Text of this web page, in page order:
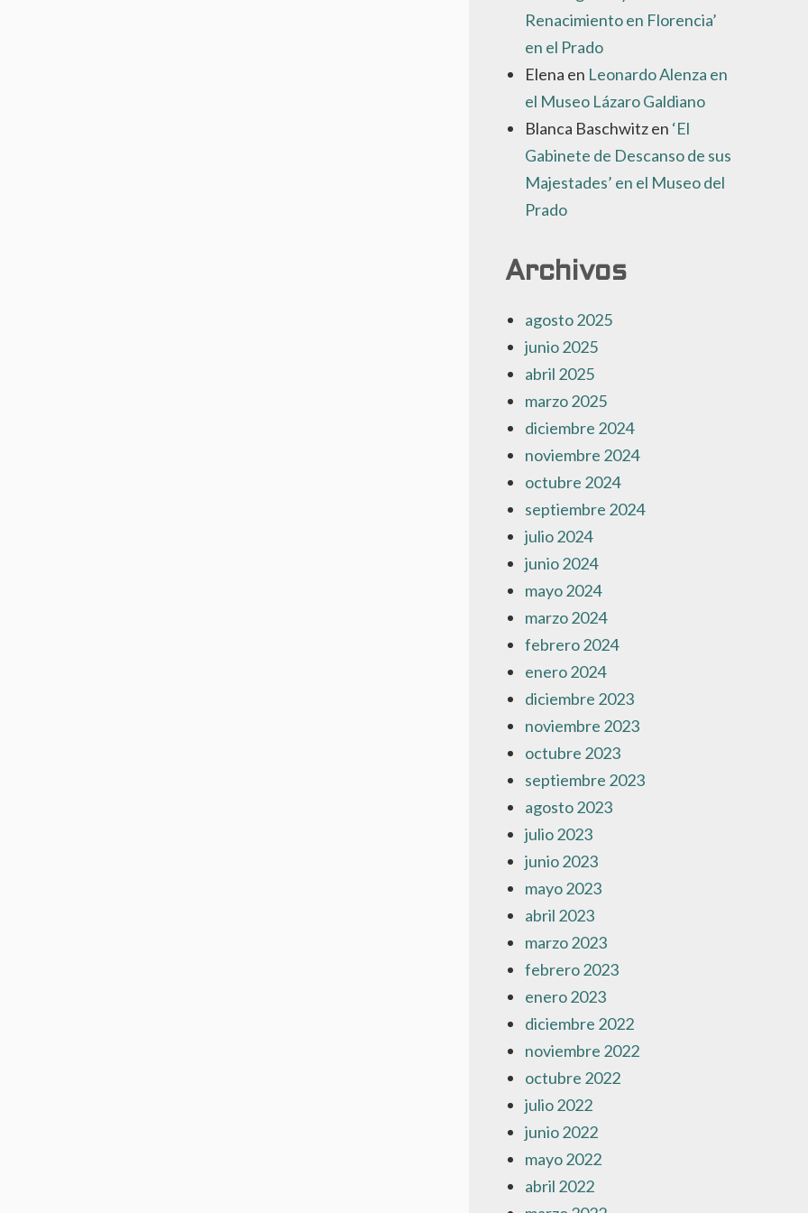
Renacimiento en Florencia’
en el Prado
Elena en Leonardo Alenza en
el Museo Lázaro Galdiano
Blanca Baschwitzen ‘El
Gabinete de Descanso de sus
Majestades’ en el Museo del
Prado
Archivos
agosto 2025
junio 2025
abril 2025
marzo 2025
diciembre 2024
noviembre 2024
octubre 2024
septiembre 2024
julio 2024
junio 2024
mayo 2024
marzo 2024
febrero 2024
enero 2024
diciembre 2023
noviembre 2023
octubre 2023
septiembre 2023
agosto 2023
julio 2023
junio 2023
mayo 2023
abril 2023
marzo 2023
febrero 2023
enero 2023
diciembre 2022
noviembre 2022
octubre 2022
julio 2022
junio 2022
mayo 2022
abril 2022